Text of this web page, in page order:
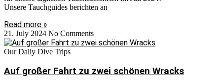
Unsere Tauchguides berichten an
Read more »
21. July 2024 No Comments
Our Daily Dive Trips
Auf großer Fahrt zu zwei schönen Wracks